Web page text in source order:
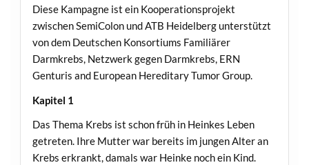
Diese Kampagne ist ein Kooperationsprojekt
zwischen SemiColon und ATB Heidelberg unterstützt
von dem Deutschen Konsortiums Familiärer
Darmkrebs, Netzwerk gegen Darmkrebs, ERN
Genturis and European Hereditary Tumor Group.
Kapitel 1
Das Thema Krebs ist schon früh in Heinkes Leben
getreten. Ihre Mutter war bereits im jungen Alter an
Krebs erkrankt, damals war Heinke noch ein Kind.